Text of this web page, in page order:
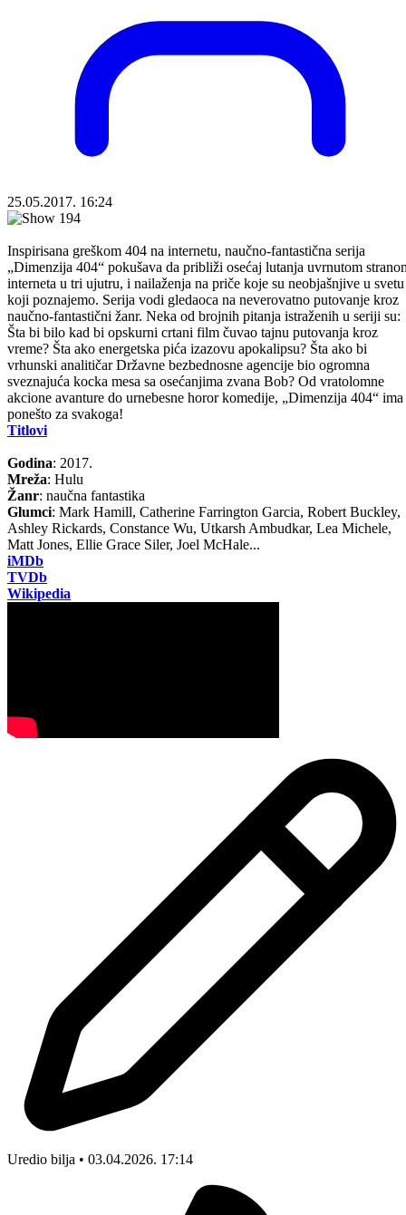
25.05.2017. 16:24
Inspirisana greškom 404 na internetu, naučno-fantastična serija
„Dimenzija 404“ pokušava da približi osećaj lutanja uvrnutom
interneta u tri ujutru, i nailaženja na priče koje su neobjašnjive u svetu
koji poznajemo. Serija vodi gledaoca na neverovatno putovanje kroz
naučno-fantastični žanr. Neka od brojnih pitanja istraženih u seriji su:
Šta bi bilo kad bi opskurni crtani film čuvao tajnu putovanja kroz
vreme? Šta ako energetska pića izazovu apokalipsu? Šta ako bi
vrhunski analitičar Državne bezbednosne agencije bio ogromna
sveznajuća kocka mesa sa osećanjima zvana Bob? Od vratolomne
akcione avanture do urnebesne horor komedije, „Dimenzija 404“ ima
ponešto za svakoga!
Titlovi
Godina: 2017.
Mreža: Hulu
Žanr: naučna fantastika
Glumci: Mark Hamill, Catherine Farrington Garcia, Robert Buckley,
Ashley Rickards, Constance Wu, Utkarsh Ambudkar, Lea Michele,
Matt Jones, Ellie Grace Siler, Joel McHale...
iMDb
TVDb
Wikipedia
Uredio bilja • 03.04.2026. 17:14